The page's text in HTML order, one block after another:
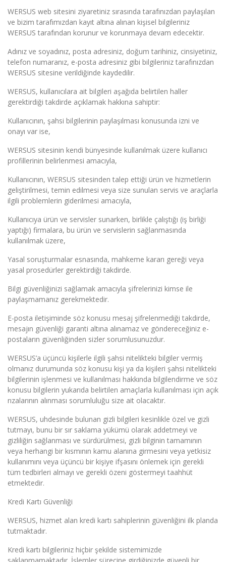
WERSUS web sitesini ziyaretiniz sırasında tarafınızdan paylaşılan
ve bizim tarafımızdan kayıt altına alınan kişisel bilgileriniz
WERSUS tarafından korunur ve korunmaya devam edecektir.
Adınız ve soyadınız, posta adresiniz, doğum tarihiniz, cinsiyetiniz,
telefon numaranız, e-posta adresiniz gibi bilgileriniz tarafınızdan
WERSUS sitesine verildiğinde kaydedilir.
WERSUS, kullanıcılara ait bilgileri aşağıda belirtilen haller
gerektirdiği takdirde açıklamak hakkına sahiptir:
Kullanıcının, şahsi bilgilerinin paylaşılması konusunda izni ve
onayı var ise,
WERSUS sitesinin kendi bünyesinde kullanılmak üzere kullanıcı
profillerinin belirlenmesi amacıyla,
Kullanıcının, WERSUS sitesinden talep ettiği ürün ve hizmetlerin
geliştirilmesi, temin edilmesi veya size sunulan servis ve araçlarla
ilgili problemlerin giderilmesi amacıyla,
Kullanıcıya ürün ve servisler sunarken, birlikle çalıştığı (iş birliği
yaptığı) firmalara, bu ürün ve servislerin sağlanmasında
kullanılmak üzere,
Yasal soruşturmalar esnasında, mahkeme kararı gereği veya
yasal prosedürler gerektirdiği takdirde.
Bilgi güvenliğinizi sağlamak amacıyla şifrelerinizi kimse ile
paylaşmamanız gerekmektedir.
E-posta iletişiminde söz konusu mesaj şifrelenmediği takdirde,
mesajın güvenliği garanti altına alınamaz ve göndereceğiniz e-
postaların güvenliğinden sizler sorumlusunuzdur.
WERSUS’a üçüncü kişilerle ilgili şahsi nitelikteki bilgiler vermiş
olmanız durumunda söz konusu kişi ya da kişileri şahsi nitelikteki
bilgilerinin işlenmesi ve kullanılması hakkında bilgilendirme ve söz
konusu bilgilerin yukarıda belirtilen amaçlarla kullanılması için açık
rızalarının alınması sorumluluğu size ait olacaktır.
WERSUS, uhdesinde bulunan gizli bilgileri kesinlikle özel ve gizli
tutmayı, bunu bir sır saklama yükümü olarak addetmeyi ve
gizliliğin sağlanması ve sürdürülmesi, gizli bilginin tamamının
veya herhangi bir kısmının kamu alanına girmesini veya yetkisiz
kullanımını veya üçüncü bir kişiye ifşasını önlemek için gerekli
tüm tedbirleri almayı ve gerekli özeni göstermeyi taahhüt
etmektedir.
Kredi Kartı Güvenliği
WERSUS, hizmet alan kredi kartı sahiplerinin güvenliğini ilk planda
tutmaktadır.
Kredi kartı bilgileriniz hiçbir şekilde sistemimizde